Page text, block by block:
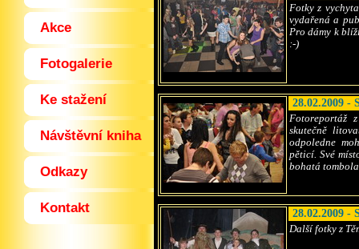
Akce
Fotogalerie
Ke stažení
Návštěvní kniha
Odkazy
Kontakt
Fotky z
vydařená a
Pro dámy k
:-)
28.02.2009 -
Fotoreportáž
skutečně
odpoledne
pěticí. Své
bohatá
28.02.2009 -
Další fotky z